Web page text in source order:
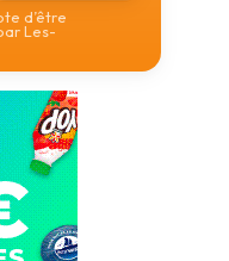
d’être
Les-